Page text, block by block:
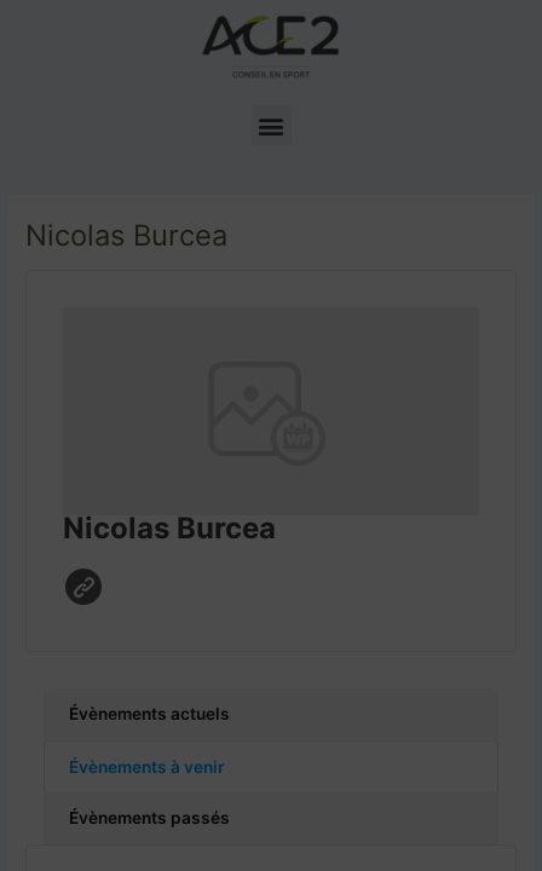
Menu
Nicolas Burcea
Nicolas Burcea
Évènements actuels
Évènements à venir
Évènements passés